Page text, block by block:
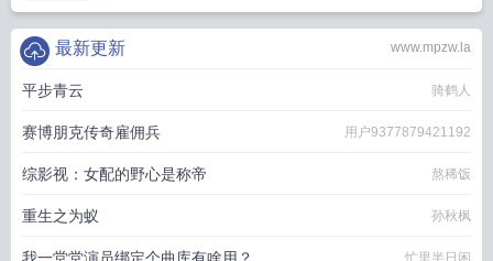
www.mpzw.la
最新更新
平步青云 骑鹤人
赛博朋克传奇雇佣兵 用户9377879421192
综影视：女配的野心是称帝 熬稀饭
重生之为蚁 孙秋枫
忙里半日闲